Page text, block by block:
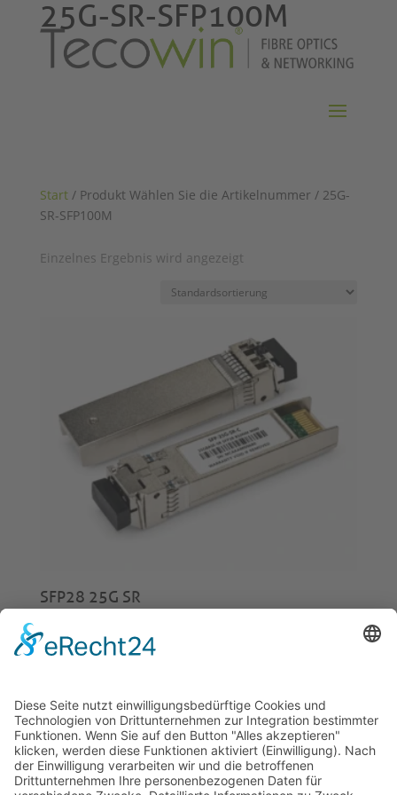
Start/ Produkt Wählen Sie die Artikelnummer / 25G-
SR-SFP100M
25G-SR-SFP100M
Einzelnes Ergebnis wird angezeigt
SFP28 25G SR
€
© 2026 Tecowin GmbH |Impressum|Datenschutz
| Widerrufsrecht|AGB| Gewährleistung|RMA